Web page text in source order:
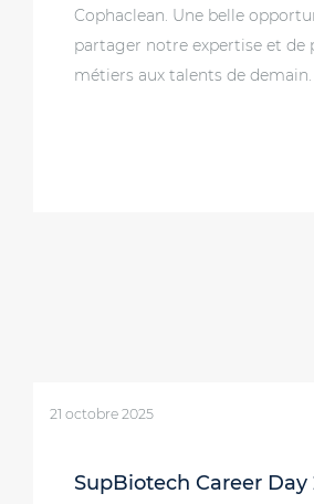
Cophaclean. Une belle
partager notre expertise et de
métiers aux talents de demain.
21 octobre 2025
SupBiotech Career Day